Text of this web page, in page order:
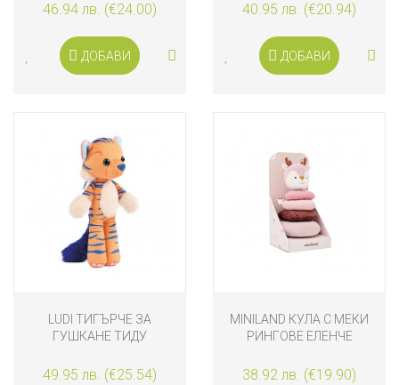
46.94 лв. (€24.00)
ДОБАВИ
40.95 лв. (€20.94)
ДОБАВИ
LUDI ТИГЪРЧЕ ЗА
ГУШКАНЕ ТИДУ
49.95 лв. (€25.54)
MINILAND КУЛА С МЕКИ
РИНГОВЕ ЕЛЕНЧЕ
38.92 лв. (€19.90)